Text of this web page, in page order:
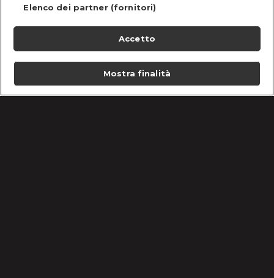
Elenco dei partner (fornitori)
Accetto
Mostra finalità